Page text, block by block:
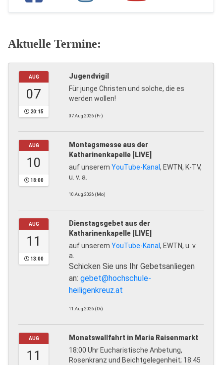
Aktuelle Termine:
AUG
07
20:15
Jugendvigil
Für junge Christen und solche, die es
werden wollen!
07.Aug.2026 (Fr)
AUG
10
18:00
Montagsmesse aus der
Katharinenkapelle [LIVE]
auf unserem YouTube-Kanal , EWTN, K-TV,
u. v. a.
10.Aug.2026 (Mo)
AUG
11
13:00
Dienstagsgebet aus der
Katharinenkapelle [LIVE]
auf unserem YouTube-Kanal , EWTN, u. v.
a.
Schicken Sie uns Ihr Gebetsanliegen
an: gebet@hochschule-
heiligenkreuz.at
11.Aug.2026 (Di)
AUG
11
Monatswallfahrt in Maria Raisenmarkt
18:00 Uhr Eucharistische Anbetung,
Rosenkranz und Beichtgelegenheit; 18:45